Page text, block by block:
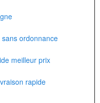
ordonnance
meilleur prix
rapide